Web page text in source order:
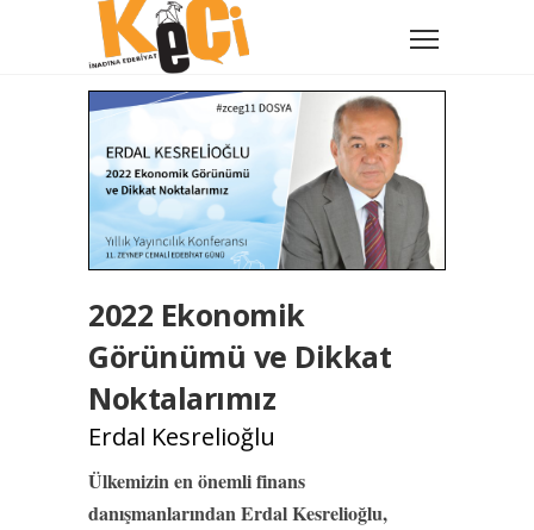
2022 Ekonomik
Görünümü ve Dikkat
Noktalarımız
Erdal Kesrelioğlu
Ülkemizin en önemli finans
danışmanlarından Erdal Kesrelioğlu,